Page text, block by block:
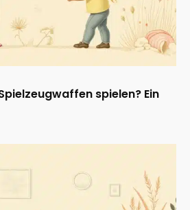
spielen? Ein